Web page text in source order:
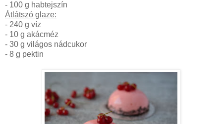
- 100 g habtejszín
Átlátszó glaze:
- 240 g víz
- 10 g akácméz
- 30 g világos nádcukor
- 8 g pektin